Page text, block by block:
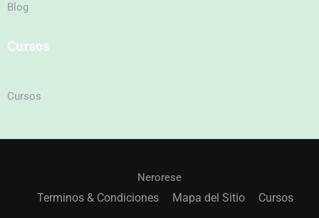
Blog
Cursos
Cursos
Nerorese
Terminos & Condiciones Mapa del Sitio Cursos